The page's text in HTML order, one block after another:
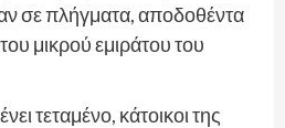
σε πλήγματα, αποδοθέντα
μικρού εμιράτου του
τεταμένο, κάτοικοι της